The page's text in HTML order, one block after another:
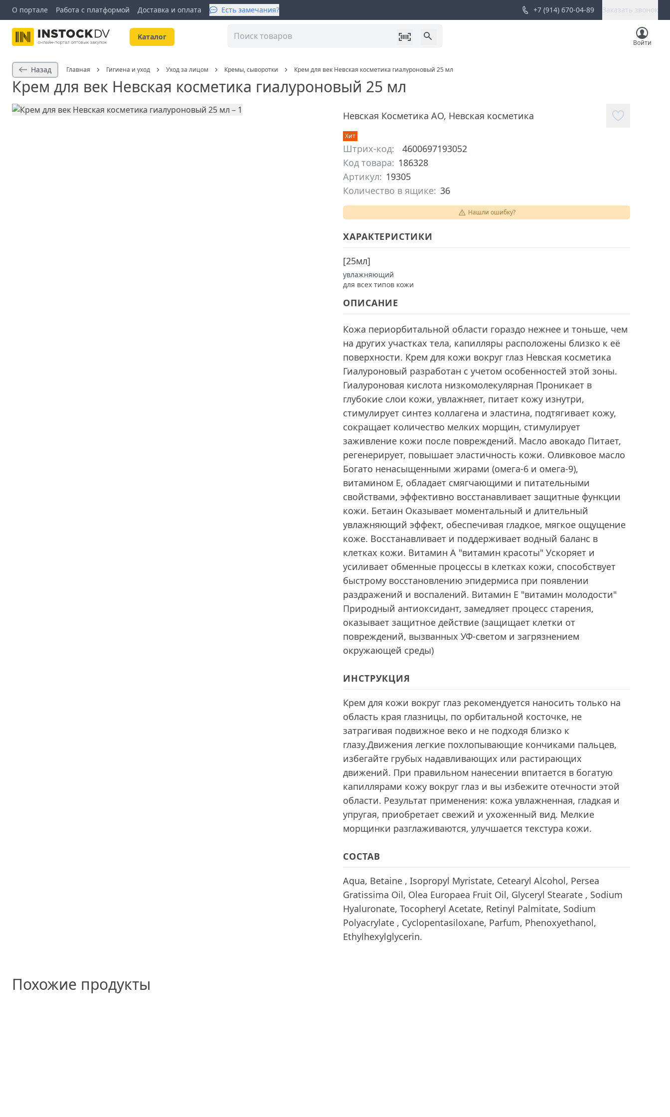
О портале Работа с платформой Доставка и оплата Есть замечания? +7 (914) 670-04-89 Заказать звонок
Kаталог
Войти
Назад Главная Гигиена и уход Уход за лицом Кремы, сыворотки Крем для век Невская косметика гиалуроновый 25 мл
Крем для век Невская косметика гиалуроновый 25 мл
Невская Косметика АО, Невская косметика
Хит
Штрих-код:
4600697193052
Код товара: 186328
Артикул: 19305
Количество в ящике: 36
Нашли ошибку?
ХАРАКТЕРИСТИКИ
[25мл]
увлажняющий
для всех типов кожи
ОПИСАНИЕ
Кожа периорбитальной области гораздо нежнее и тоньше, чем
на других участках тела, капилляры расположены близко к её
поверхности. Крем для кожи вокруг глаз Невская косметика
Гиалуроновый разработан с учетом особенностей этой зоны.
Гиалуроновая кислота низкомолекулярная Проникает в
глубокие слои кожи, увлажняет, питает кожу изнутри,
стимулирует синтез коллагена и эластина, подтягивает кожу,
сокращает количество мелких морщин, стимулирует
заживление кожи после повреждений. Масло авокадо Питает,
регенерирует, повышает эластичность кожи. Оливковое масло
Богато ненасыщенными жирами (омега-6 и омега-9),
витамином Е, обладает смягчающими и питательными
свойствами, эффективно восстанавливает защитные функции
кожи. Бетаин Оказывает моментальный и длительный
увлажняющий эффект, обеспечивая гладкое, мягкое ощущение
коже. Восстанавливает и поддерживает водный баланс в
клетках кожи. Витамин А "витамин красоты" Ускоряет и
усиливает обменные процессы в клетках кожи, способствует
быстрому восстановлению эпидермиса при появлении
раздражений и воспалений. Витамин Е "витамин молодости"
Природный антиоксидант, замедляет процесс старения,
оказывает защитное действие (защищает клетки от
повреждений, вызванных УФ-светом и загрязнением
окружающей среды)
ИНСТРУКЦИЯ
Крем для кожи вокруг глаз рекомендуется наносить только на
область края глазницы, по орбитальной косточке, не
затрагивая подвижное веко и не подходя близко к
глазу.Движения легкие похлопывающие кончиками пальцев,
избегайте грубых надавливающих или растирающих
движений. При правильном нанесении впитается в богатую
капиллярами кожу вокруг глаз и вы избежите отечности этой
области. Результат применения: кожа увлажненная, гладкая и
упругая, приобретает свежий и ухоженный вид. Мелкие
морщинки разглаживаются, улучшается текстура кожи.
СОСТАВ
Aqua, Betaine , Isopropyl Myristate, Cetearyl Alcohol, Persea
Gratissima Oil, Olea Europaea Fruit Oil, Glyceryl Stearate , Sodium
Hyaluronate, Tocopheryl Acetate, Retinyl Palmitate, Sodium
Polyacrylate , Cуclopentasiloxane, Parfum, Phenoxyethanol,
Ethylhexylglycerin.
Похожие продукты